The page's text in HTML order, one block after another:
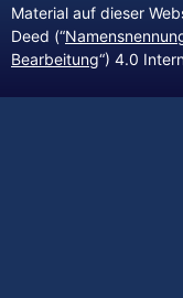
Material auf dieser
Deed (“
Bearbeitung“) 4.0